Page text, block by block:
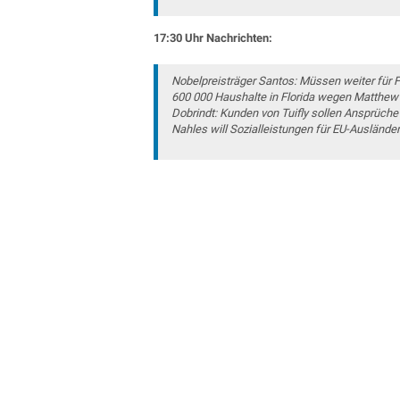
17:30 Uhr Nachrichten:
Nobelpreisträger Santos: Müssen weiter für
600 000 Haushalte in Florida wegen
Dobrindt: Kunden von Tuifly sollen
Nahles will Sozialleistungen für EU-